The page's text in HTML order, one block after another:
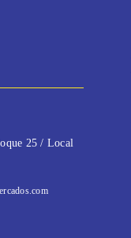
25 / Local